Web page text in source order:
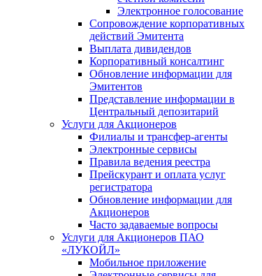
Электронное голосование
Сопровождение корпоративных
действий Эмитента
Выплата дивидендов
Корпоративный консалтинг
Обновление информации для
Эмитентов
Представление информации в
Центральный депозитарий
Услуги для Акционеров
Филиалы и трансфер-агенты
Электронные сервисы
Правила ведения реестра
Прейскурант и оплата услуг
регистратора
Обновление информации для
Акционеров
Часто задаваемые вопросы
Услуги для Акционеров ПАО
«ЛУКОЙЛ»
Мобильное приложение